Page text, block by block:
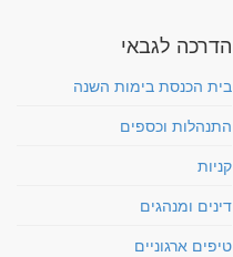
הדרכה לגבאי
בית הכנסת בימות השנה
התנהלות וכספים
קניות
דינים ומנהגים
טיפים ארגוניים